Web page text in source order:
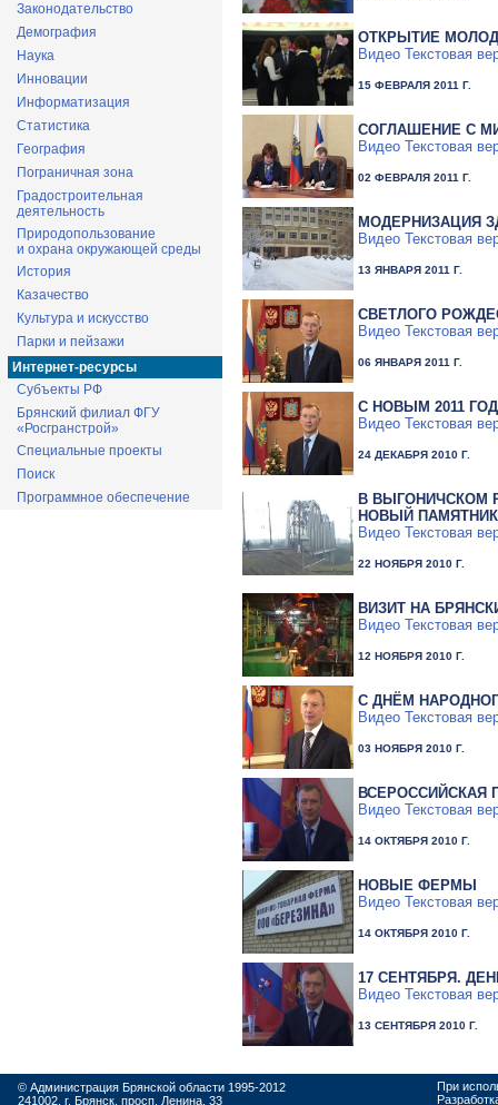
Законодательство
Демография
Наука
Инновации
Информатизация
Статистика
География
Пограничная зона
Градостроительная
деятельность
Природопользование
и охрана окружающей среды
История
Казачество
Культура и искусство
Парки и пейзажи
Интернет-ресурсы
Субъекты РФ
Брянский филиал ФГУ
«Росгранстрой»
Специальные проекты
Поиск
Программное обеспечение
ОТКРЫТИЕ
Видео Текстовая
15 ФЕВРАЛЯ 2011 Г.
СОГЛАШЕНИЕ С
Видео Текстовая
02 ФЕВРАЛЯ 2011 Г.
МОДЕРНИЗАЦИЯ
Видео Текстовая
13 ЯНВАРЯ 2011 Г.
СВЕТЛОГО
Видео Текстовая
06 ЯНВАРЯ 2011 Г.
C НОВЫМ 2011
Видео Текстовая
24 ДЕКАБРЯ 2010 Г.
В ВЫГОНИЧСКОМ
НОВЫЙ ПАМЯТНИК
Видео Текстовая
22 НОЯБРЯ 2010 Г.
ВИЗИТ НА
Видео Текстовая
12 НОЯБРЯ 2010 Г.
C ДНЁМ
Видео Текстовая
03 НОЯБРЯ 2010 Г.
ВСЕРОССИЙСКАЯ
Видео Текстовая
14 ОКТЯБРЯ 2010 Г.
НОВЫЕ ФЕРМЫ
Видео Текстовая
14 ОКТЯБРЯ 2010 Г.
17 СЕНТЯБРЯ.
Видео Текстовая
13 СЕНТЯБРЯ 2010 Г.
© Администрация Брянской области 1995-2012
241002, г. Брянск, просп. Ленина, 33
При